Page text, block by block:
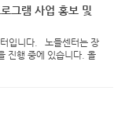
그램 사업 홍보 및
입니다. 노들센터는 장
진행 중에 있습니다. 올
자립지원 프로그램 '지
려고 합니다. '지역사